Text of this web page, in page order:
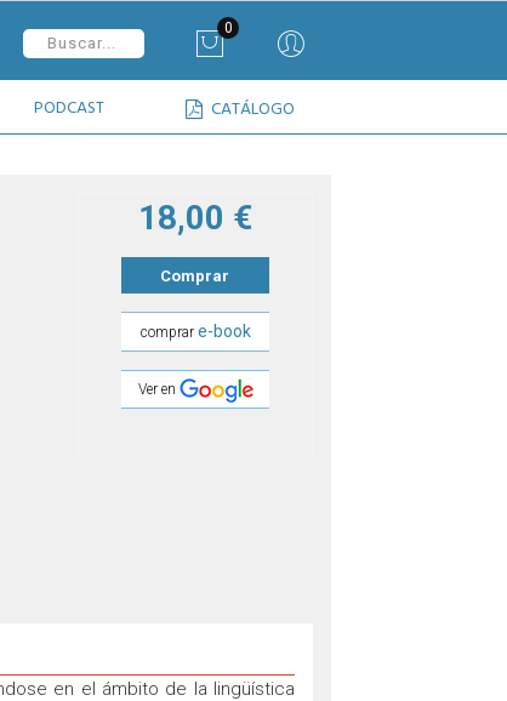
0
CATÁLOGO
PODCAST
18,00 €
Comprar
comprar e-book
Ver en
en el ámbito de la lingüística